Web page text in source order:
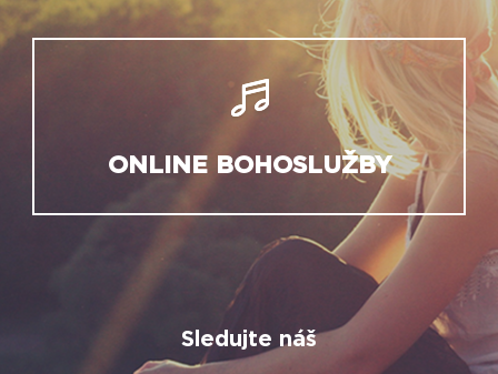
ONLINE BOHOSLUŽBY
Sledujte náš